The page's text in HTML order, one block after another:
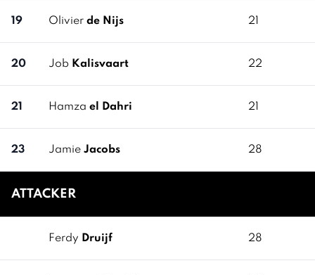
19 Olivier de Nijs 21
20 Job Kalisvaart 22
21 Hamza el Dahri 21
23 Jamie Jacobs 28
ATTACKER
Ferdy Druijf 28